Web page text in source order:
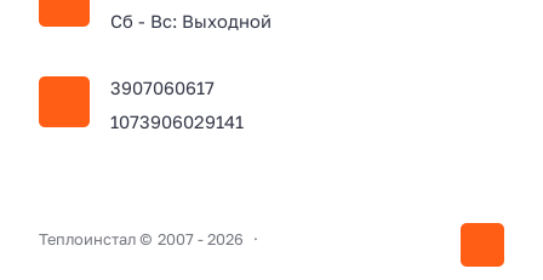
Сб - Вс: Выходной
3907060617
1073906029141
Теплоинстал © 2007 -2026